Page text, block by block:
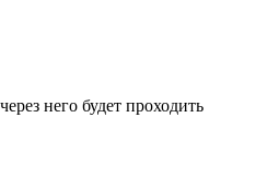
него будет проходить